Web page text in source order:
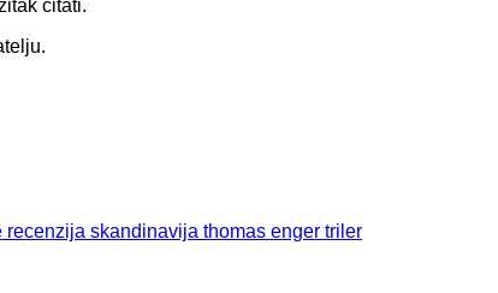
čitati.
recenzija skandinavija thomas enger triler